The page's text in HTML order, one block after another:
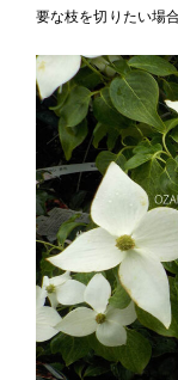
要な枝を切りたい場